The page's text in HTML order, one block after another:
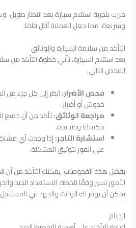
مررت بتجربة استلام سيارة بعد انتظار
وسريعة، مما جعل العملية أقل قلقا.
التأكد من سلامة السيارة والوثائق
بعد استلام السيارة، تأتي خطوة التأكد من
الفحص التالي:
فحص الأضرار:انظر إلى كل جزء من
خدوش أو أضرار.
مراجعة الوثائق:تأكد من أن جميع
مكتملة وصحيحة.
استشارة التاجر:إذا وجدت أي
على الفور لتوثيق المشكلة.
بفضل هذه الفحوصات، يمكنك التأكد من أن
الأمور تسير وفقًا للخطة. الاستعداد الجيد
يمكن أن يوفر لك الوقت والجهد في
الختام